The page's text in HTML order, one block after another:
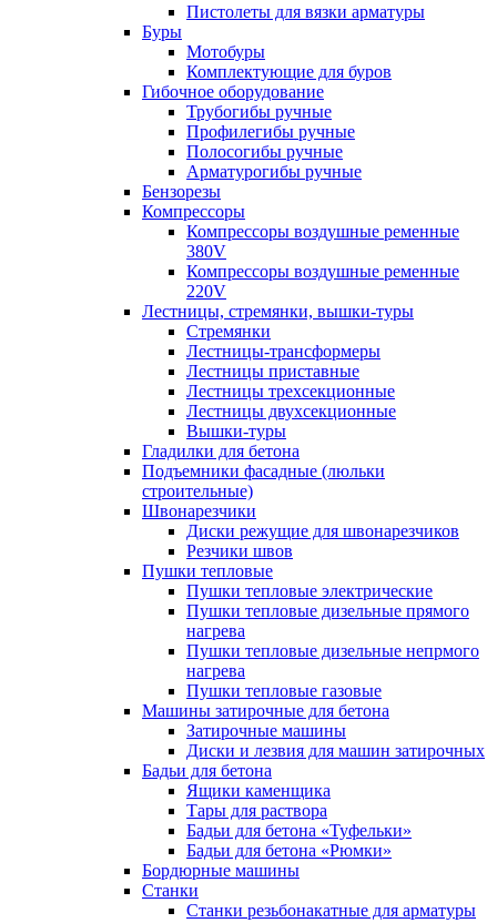
Пистолеты для вязки арматуры
Буры
Мотобуры
Комплектующие для буров
Гибочное оборудование
Трубогибы ручные
Профилегибы ручные
Полосогибы ручные
Арматурогибы ручные
Бензорезы
Компрессоры
Компрессоры воздушные ременные
380V
Компрессоры воздушные ременные
220V
Лестницы, стремянки, вышки-туры
Стремянки
Лестницы-трансформеры
Лестницы приставные
Лестницы трехсекционные
Лестницы двухсекционные
Вышки-туры
Гладилки для бетона
Подъемники фасадные (люльки
строительные)
Швонарезчики
Диски режущие для швонарезчиков
Резчики швов
Пушки тепловые
Пушки тепловые электрические
Пушки тепловые дизельные прямого
нагрева
Пушки тепловые дизельные непрмого
нагрева
Пушки тепловые газовые
Машины затирочные для бетона
Затирочные машины
Диски и лезвия для машин затирочных
Бадьи для бетона
Ящики каменщика
Тары для раствора
Бадьи для бетона «Туфельки»
Бадьи для бетона «Рюмки»
Бордюрные машины
Станки
Станки резьбонакатные для арматуры